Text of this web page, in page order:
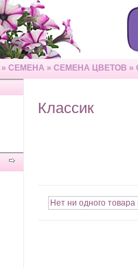
» СЕМЕНА » СЕМЕНА ЦВЕТОВ »
Классик
Нет ни одного